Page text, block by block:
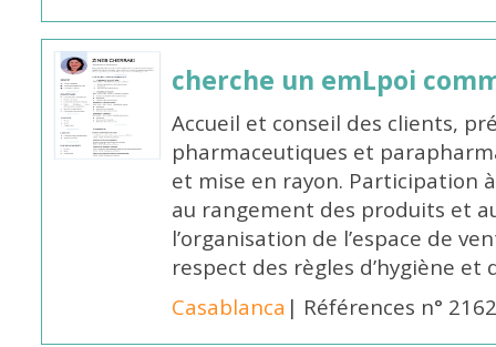
cherche un emLpoi
Accueil et conseil des clients,
pharmaceutiques et
et mise en rayon. Participation
au rangement des produits et
l’organisation de l’espace de
respect des règles d’hygiène et
Casablanca | Références n°